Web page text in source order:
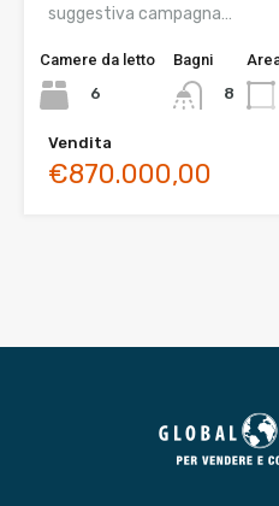
suggestiva campagna…
Camere da letto
6
Bagni
8
Vendita
€870.000,00